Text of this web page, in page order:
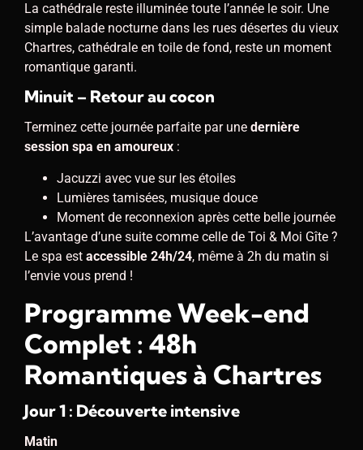
La cathédrale reste illuminée toute l’année le soir. Une
simple balade nocturne dans les rues désertes du vieux
Chartres, cathédrale en toile de fond, reste un moment
romantique garanti.
Minuit – Retour au cocon
Terminez cette journée parfaite par une dernière
session spa en amoureux :
Jacuzzi avec vue sur les étoiles
Lumières tamisées, musique douce
Moment de reconnexion après cette belle journée
L’avantage d’une suite comme celle de Toi & Moi Gîte ?
Le spa est accessible 24h/24, même à 2h du matin si
l’envie vous prend !
Programme Week-end
Complet : 48h
Romantiques à Chartres
Jour 1 : Découverte intensive
Matin